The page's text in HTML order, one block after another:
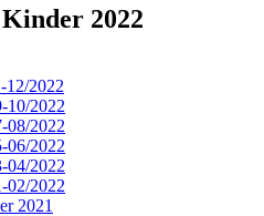
2022
12/2022
10/2022
08/2022
06/2022
04/2022
02/2022
2021